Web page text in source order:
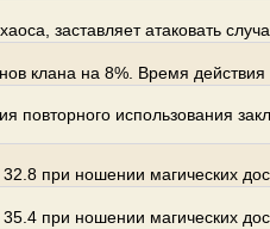
заставляет атаковать
клана на 8%. Время
повторного использования
при ношении магических
при ношении магических